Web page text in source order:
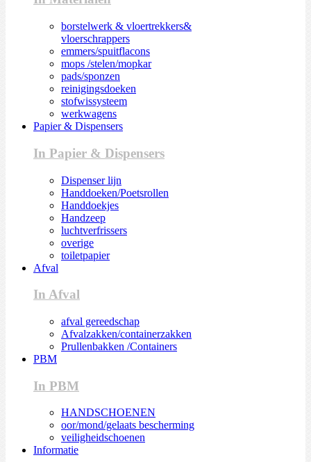
borstelwerk & vloertrekkers&
vloerschrappers
emmers/spuitflacons
mops /stelen/mopkar
pads/sponzen
reinigingsdoeken
stofwissysteem
werkwagens
Papier & Dispensers
In Papier & Dispensers
Dispenser lijn
Handdoeken/Poetsrollen
Handdoekjes
Handzeep
luchtverfrissers
overige
toiletpapier
Afval
In Afval
afval gereedschap
Afvalzakken/containerzakken
Prullenbakken /Containers
PBM
In PBM
HANDSCHOENEN
oor/mond/gelaats bescherming
veiligheidschoenen
Informatie